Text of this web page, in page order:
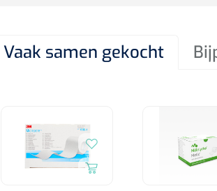
Vaak samen gekocht